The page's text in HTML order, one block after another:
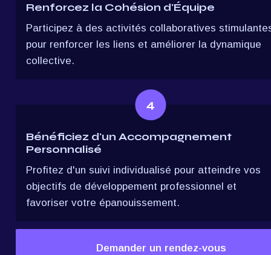
Renforcez la Cohésion d'Équipe
Participez à des activités collaboratives
pour renforcer les liens et améliorer la dynamique
collective.
4
Bénéficiez d'un Accompagnement
Personnalisé
Profitez d'un suivi individualisé pour atteindre vos
objectifs de développement professionnel et
favoriser votre épanouissement.
Demander un rendez-vous